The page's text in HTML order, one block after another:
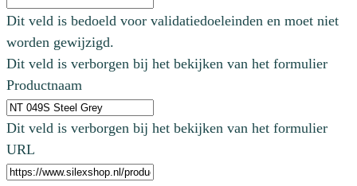
Dit veld is bedoeld voor validatiedoeleinden en moet niet
worden gewijzigd.
Dit veld is verborgen bij het bekijken van het formulier
Productnaam
Dit veld is verborgen bij het bekijken van het formulier
URL